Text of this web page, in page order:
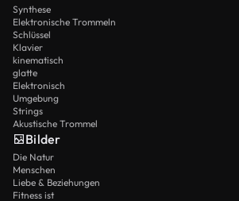
Synthese
Elektronische Trommeln
Schlüssel
Klavier
kinematisch
glatte
Elektronisch
Umgebung
Strings
Akustische Trommel
Bilder
Die Natur
Menschen
Liebe & Beziehungen
Fitness ist